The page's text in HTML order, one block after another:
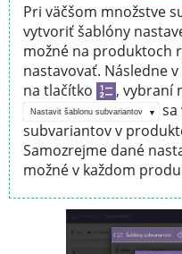
Pri väčšom množstve
vytvoriť šablóny
možné na produktoch
nastavovať. Následne
na tlačítko
, vybraní
Nastavit šablonu subvariantov
sa
subvariantov v
Samozrejme dané
možné v každom